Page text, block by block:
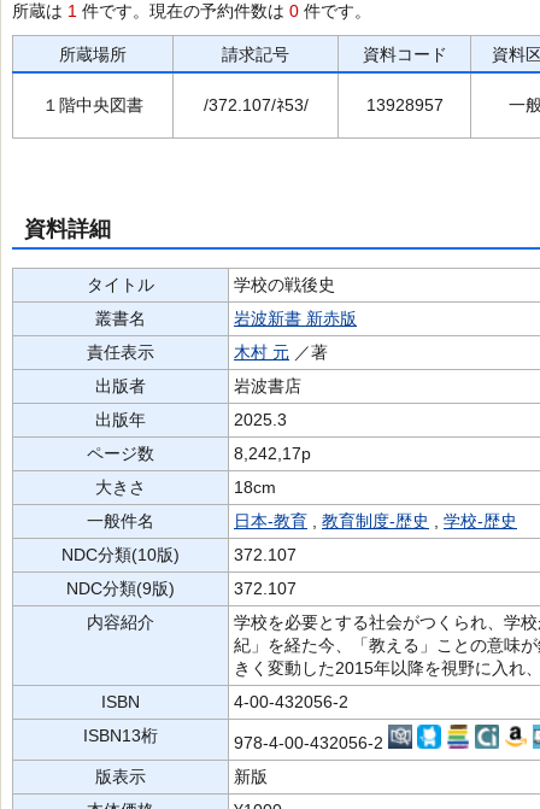
所蔵は 1 件です。現在の予約件数は 0 件です。
所蔵場所 請求記号 資料コード 資料
１階中央図書 /372.107/ﾈ53/ 13928957 一
資料詳細
タイトル
学校の戦後史
叢書名
岩波新書 新赤版
責任表示
木村 元 ／著
出版者
岩波書店
出版年
2025.3
ページ数
8,242,17p
大きさ
18cm
一般件名
日本-教育 教育制度-歴史
学校-歴史
NDC分類(10版)
372.107
NDC分類(9版)
372.107
内容紹介
学校を必要とする社会がつくられ、学
紀」を経た今、「教える」ことの意味
きく変動した2015年以降を視野に入れ
ISBN
4-00-432056-2
ISBN13桁
978-4-00-432056-2
版表示
新版